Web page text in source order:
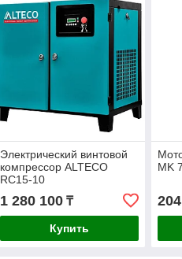
Электрический винтовой
компрессор ALTECO
RC15-10
1 280 100₸
Купить
MK